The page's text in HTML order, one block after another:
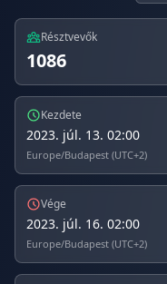
Résztvevők
1086
Kezdete
2023. júl. 13. 02:00
Europe/Budapest (UTC+2)
Vége
2023. júl. 16. 02:00
Europe/Budapest (UTC+2)